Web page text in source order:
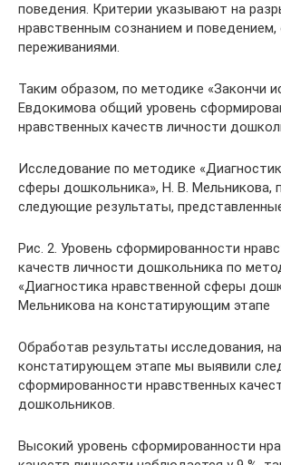
поведения. Критерии указывают на
нравственным сознанием и
переживаниями.
Таким образом, по методике «Закончи
Евдокимова общий уровень
нравственных качеств личности
Исследование по методике
сферы дошкольника», Н. В. Мельникова,
следующие результаты,
Рис. 2. Уровень сформированности
качеств личности дошкольника по
«Диагностика нравственной сферы
Мельникова на констатирующим этапе
Обработав результаты исследования, на
констатирующем этапе мы выявили
сформированности нравственных
дошкольников.
Высокий уровень сформированности